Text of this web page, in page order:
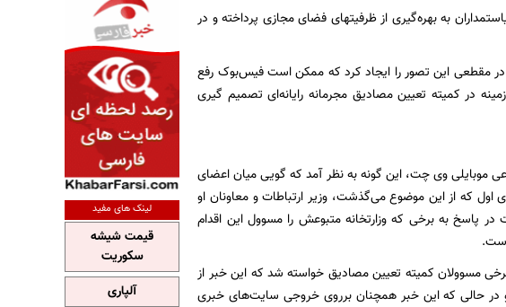
به بهره‌گیری از ظرفیتهای فضای مجازی پرداخته و در
مقطعی این تصور را ایجاد کرد که ممکن است فیس‌بوک رفع
در کمیته تعیین مصادیق مجرمانه رایانه‌ای تصمیم گیری
موبایلی وی چت، این گونه به نظر آمد که گویی میان اعضای
که از این موضوع می‌گذشت، وزیر ارتباطات و معاونان او
در پاسخ به برخی که وزارتخانه متبوعش را مسوول این اقدام
مسوولان کمیته تعیین مصادیق خواسته شد که این خبر از
در حالی که این خبر همچنان برروی خروجی سایت‌های خبری
لینک های مفید
قیمت شیشه
سکوریت
آلپاری